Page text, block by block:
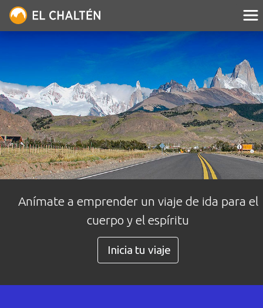
Anímate a emprender un viaje de ida para el
cuerpo y el espíritu
Inicia tu viaje